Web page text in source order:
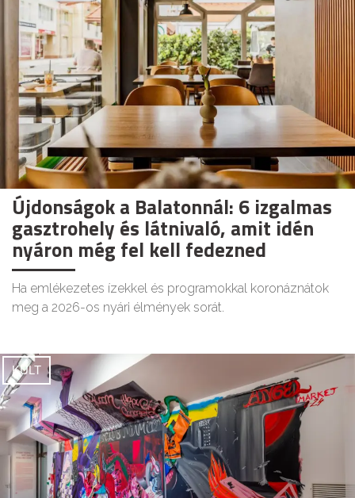
Újdonságok a Balatonnál: 6 izgalmas
gasztrohely és látnivaló, amit idén
nyáron még fel kell fedezned
Ha emlékezetes ízekkel és programokkal koronáznátok
meg a 2026-os nyári élmények sorát.
KULT